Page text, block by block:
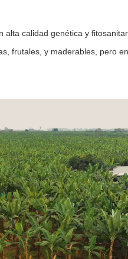
calidad genética y
frutales, y maderables, pero